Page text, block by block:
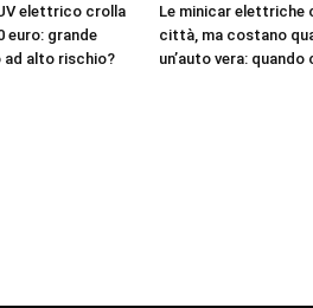
elettrico crolla
euro: grande
alto rischio?
Le minicar elettriche
città, ma costano
un’auto vera: